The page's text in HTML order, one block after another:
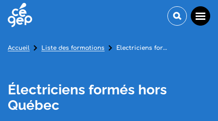
Électriciens formés hors
Québec
Accueil Liste des formations Électriciens formés hors Québec